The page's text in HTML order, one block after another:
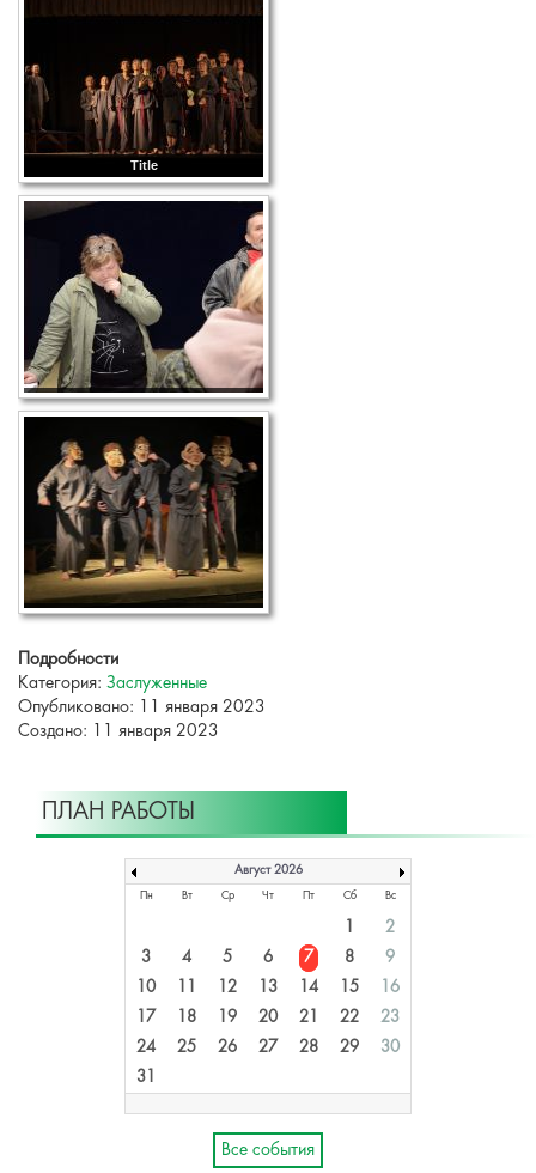
Title
Подробности
Категория: Заслуженные
Опубликовано: 11 января 2023
Создано: 11 января 2023
ПЛАН РАБОТЫ
Август 2026
Пн Вт Ср Чт Пт Сб Вс
1
2
3
4 5 6 7 8
9
10
11 12 13 14 15
16
17
18 19 20 21 22
23
24
25 26 27 28 29
30
31
Все события